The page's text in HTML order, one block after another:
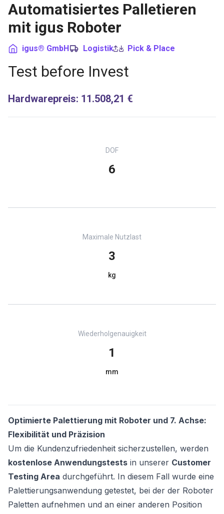
Automatisiertes Palletieren
mit igus Roboter
igus® GmbH Logistik Pick & Place
Test before Invest
Hardwarepreis: 11.508,21 €
DOF
6
Maximale Nutzlast
3
kg
Wiederholgenauigkeit
1
mm
Optimierte Palettierung mit Roboter und 7. Achse:
Flexibilität und Präzision
Um die Kundenzufriedenheit sicherzustellen, werden
kostenlose Anwendungstests in unserer Customer
Testing Area durchgeführt. In diesem Fall wurde eine
Palettierungsanwendung getestet, bei der der Roboter
Paletten aufnehmen und an einer anderen Position